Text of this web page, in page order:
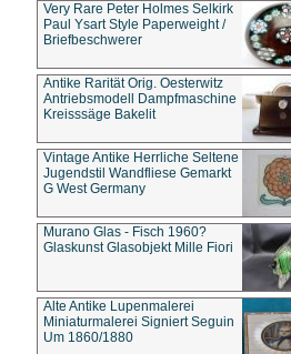
Very Rare Peter Holmes Selkirk
Paul Ysart Style Paperweight /
Briefbeschwerer
Antike Rarität Orig. Oesterwitz
Antriebsmodell Dampfmaschine
Kreisssäge Bakelit
Vintage Antike Herrliche Seltene
Jugendstil Wandfliese Gemarkt
G West Germany
Murano Glas - Fisch 1960?
Glaskunst Glasobjekt Mille Fiori
Alte Antike Lupenmalerei
Miniaturmalerei Signiert Seguin
Um 1860/1880